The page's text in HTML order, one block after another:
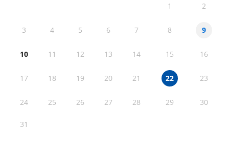
1 2
3 4 5 6 7 8 9
10 11 12 13 14 15 16
17 18 19 20 21 22 23
24 25 26 27 28 29 30
31